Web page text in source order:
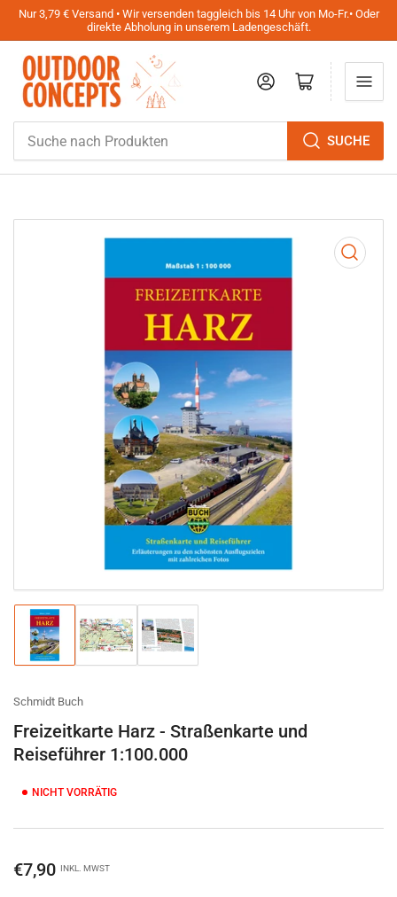
Nur 3,79 € Versand • Wir versenden taggleich bis 14 Uhr von Mo-Fr.• Oder
direkte Abholung in unserem Ladengeschäft.
nach
Produkten
SUCHE
AnmeldenMini-Warenkorb öffnen
Medien
1
in
Modal
öffnen
Bild
in
Galerieansicht
laden
Bild
in
Galerieansicht
Bild
in
Galerieansicht
Schmidt Buch
Freizeitkarte Harz - Straßenkarte und
Reiseführer 1:100.000
NICHT VORRÄTIG
Normaler
€7,90 INKL. MWST